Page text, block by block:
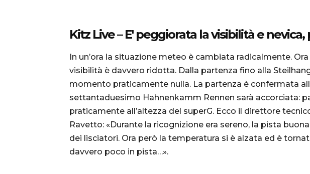
Kitz Live – E' peggiorata la visibilità e nevica,
In un’ora la situazione meteo è cambiata radicalmente.
visibilità è davvero ridotta. Dalla partenza fino alla
momento praticamente nulla. La partenza è confermata
settantaduesimo Hahnenkamm Rennen sarà accorciata:
praticamente all’altezza del superG. Ecco il direttore
Ravetto: «Durante la ricognizione era sereno, la pista
dei lisciatori. Ora però la temperatura si è alzata ed è
davvero poco in pista…».